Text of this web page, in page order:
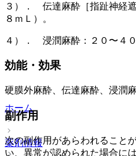
３）． 伝達麻酔［指趾神経
８ｍＬ）。
４）． 浸潤麻酔：２０〜４
効能・効果
硬膜外麻酔、伝達麻酔、浸潤麻
副作用
次の副作用があらわれること
い、異常が認められた場合に
ホーム
薬剤情報